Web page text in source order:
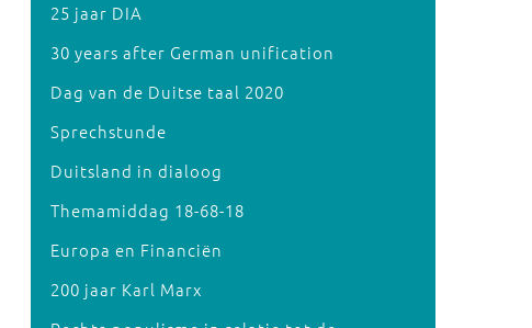
25 jaar DIA
30 years after German unification
Dag van de Duitse taal 2020
Sprechstunde
Duitsland in dialoog
Themamiddag 18-68-18
Europa en Financiën
200 jaar Karl Marx